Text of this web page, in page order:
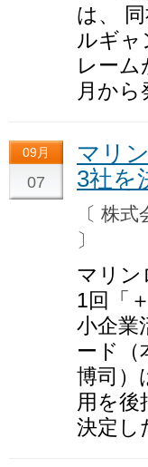
は、
ルギャ
レーム
月から
09月
07
マリ
3社を
〔 株
〕
マリン
1回「
小企業
ード（
博司）
用を後
決定し